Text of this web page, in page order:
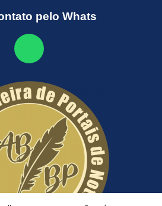
pelo Whats